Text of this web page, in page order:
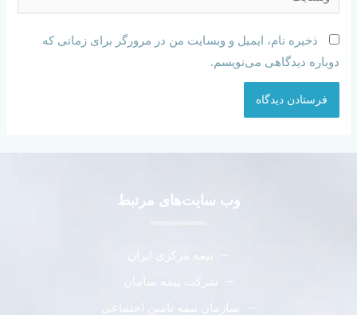
ذخیره نام، ایمیل و وبسایت من در مرورگر برای زمانی که
دوباره دیدگاهی می‌نویسم.
وب سایت‌های مرتبط
بیمه مرکزی ایران
شرکت بیمه سامان
سازمان بیمه تامین اجتماعی